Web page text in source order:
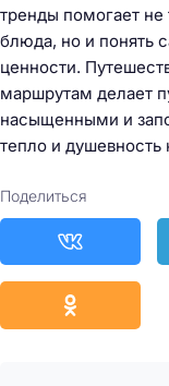
тренды помогает не
блюда, но и понять
ценности.
маршрутам делает
насыщенными и
тепло и душевность
Поделиться